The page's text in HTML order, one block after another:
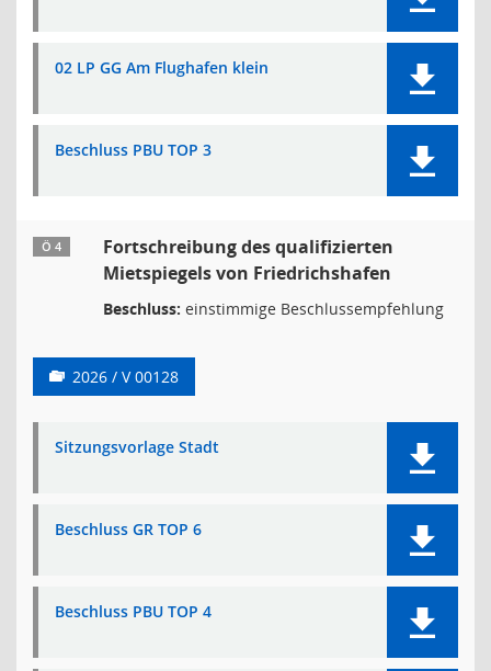
02 LP GG Am Flughafen klein
Beschluss PBU TOP 3
Ö 4
Fortschreibung des qualifizierten
Mietspiegels von Friedrichshafen
Beschluss: einstimmige Beschlussempfehlung
2026 / V 00128
Sitzungsvorlage Stadt
Beschluss GR TOP 6
Beschluss PBU TOP 4